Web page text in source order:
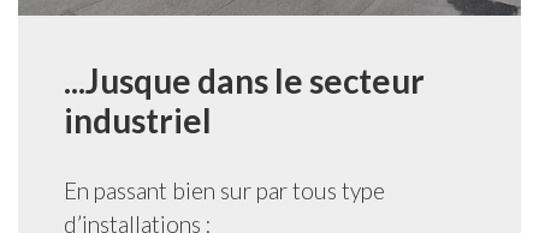
...Jusque dans le secteur
industriel
En passant bien sur par tous type
d’installations :